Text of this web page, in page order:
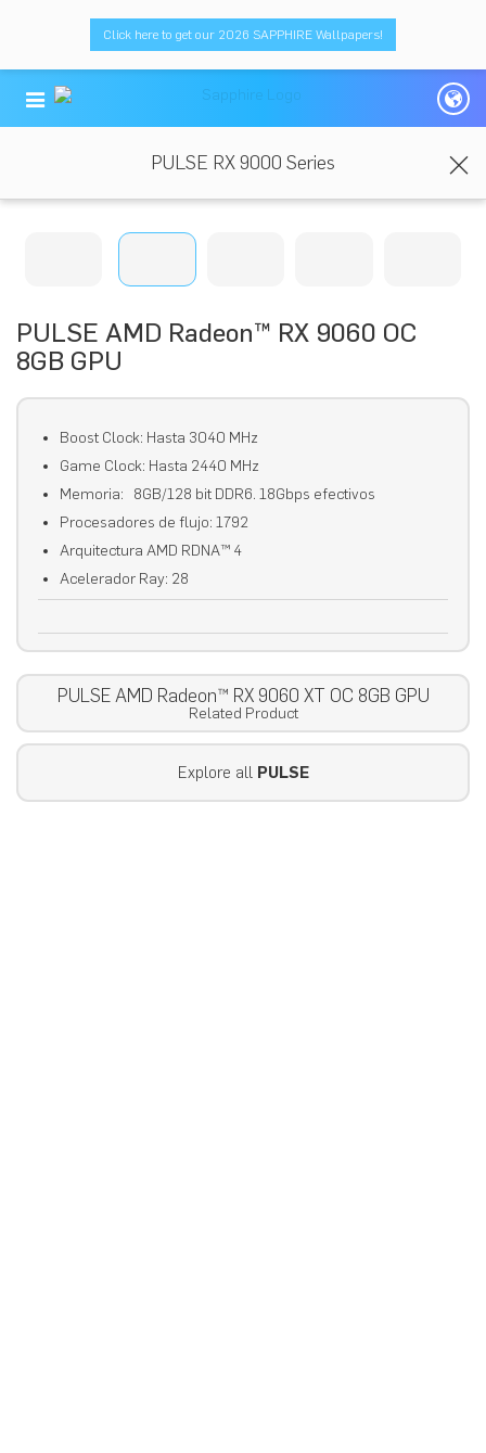
Click here to get our 2026 SAPPHIRE Wallpapers!
PULSE RX 9000 Series
PULSE AMD Radeon™ RX 9060 OC
8GB GPU
Boost Clock: Hasta 3040 MHz
Game Clock: Hasta 2440 MHz
Memoria: 8GB/128 bit DDR6. 18Gbps efectivos
Procesadores de flujo: 1792
Arquitectura AMD RDNA™ 4
Acelerador Ray: 28
PULSE AMD Radeon™ RX 9060 XT OC 8GB GPU
Related Product
Explore all PULSE